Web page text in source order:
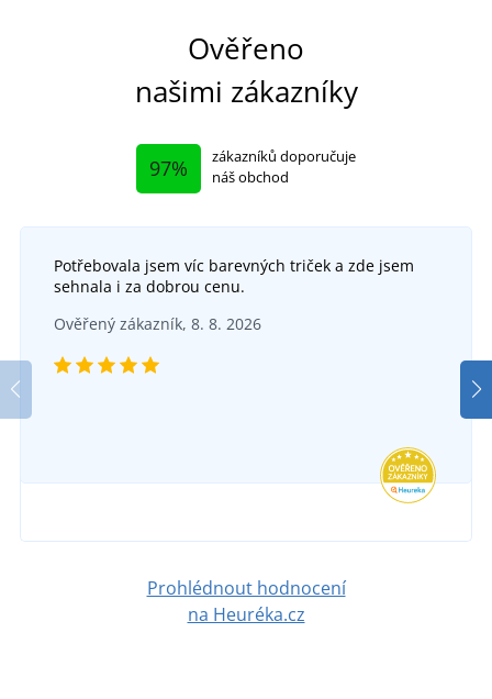
Tričko s potiskem "Rychlost je pro sraby"
329 Kč
Ověřeno
našimi zákazníky
97%
zákazníků doporučuje
náš obchod
Potřebovala jsem víc barevných triček a zde jsem
sehnala i za dobrou cenu.
Ověřený zákazník, 8. 8. 2026
Prohlédnout hodnocení
na Heuréka.cz